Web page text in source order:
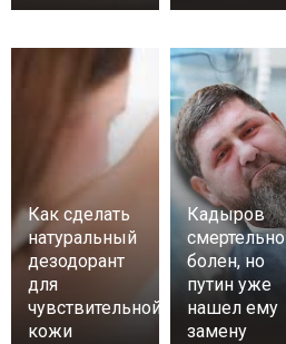
Как сделать
натуральный
дезодорант
для
чувствительной
кожи
Кадыров
смертельно
болен, но
путин уже
нашел ему
замену